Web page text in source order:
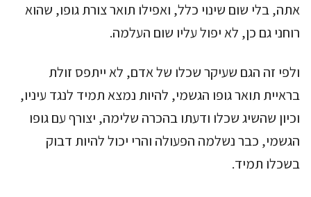
אתה, בלי שום שינוי כלל, ואפילו תואר צורת גופו, שהוא
רוחני גם כן, לא יפול עליו שום העלמה.
ולפי זה הגם שעיקר שכלו של אדם, לא ייתפס זולת
בראיית תואר גופו הגשמי, להיות נמצא תמיד לנגד עיניו,
וכיון שהשיג שכלו ודעתו בהכרה שלימה, יצורף עם גופו
הגשמי, כבר נשלמה הפעולה והרי יכול להיות דבוק
בשכלו תמיד.